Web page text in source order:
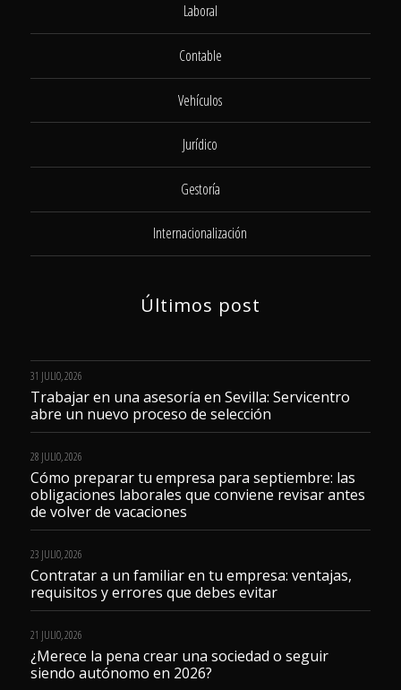
Laboral
Contable
Vehículos
Jurídico
Gestoría
Internacionalización
Últimos post
31 JULIO, 2026
Trabajar en una asesoría en Sevilla: Servicentro
abre un nuevo proceso de selección
28 JULIO, 2026
Cómo preparar tu empresa para septiembre: las
obligaciones laborales que conviene revisar antes
de volver de vacaciones
23 JULIO, 2026
Contratar a un familiar en tu empresa: ventajas,
requisitos y errores que debes evitar
21 JULIO, 2026
¿Merece la pena crear una sociedad o seguir
siendo autónomo en 2026?